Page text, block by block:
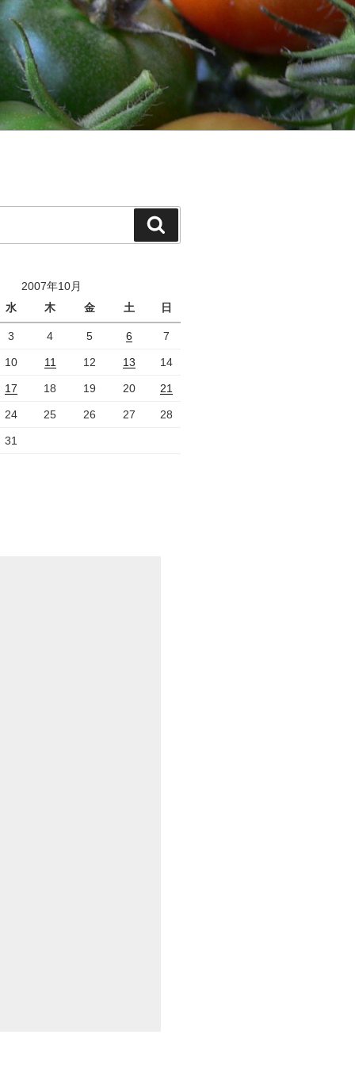
索
2007年10月
水
木 金 土 日
3 4 5 6 7
10 11 12 13 14
17 18 19 20 21
24 25 26 27 28
31